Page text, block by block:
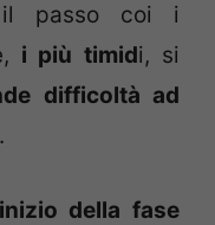
passo coi i
i più timidi, si
difficoltà ad
.
della fase